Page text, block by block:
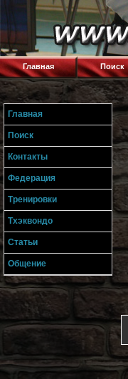
Главная Поиск
Главная
Поиск
Контакты
Федерация
Тренировки
Тхэквондо
Статьи
Общение